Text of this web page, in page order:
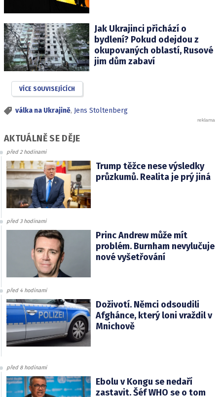
Jak Ukrajinci přichází o
bydlení? Pokud odejdou z
okupovaných oblastí, Rusové
jim dům zabaví
VÍCE SOUVISEJÍCÍCH
válka na Ukrajině, Jens Stoltenberg
AKTUÁLNĚ SE DĚJE
před 2 hodinami
Trump těžce nese výsledky
průzkumů. Realita je prý jiná
před 3 hodinami
Princ Andrew může mít
problém. Burnham nevylučuje
nové vyšetřování
před 4 hodinami
Doživotí. Němci odsoudili
Afghánce, který loni vraždil v
Mnichově
před 8 hodinami
Ebolu v Kongu se nedaří
zastavit. Šéf WHO se o tom